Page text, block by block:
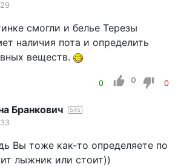
смогли и белье Терезы
наличия пота и определить
веществ.
0 0 0
Бранкович 545
Вы тоже как-то определяете по
лыжник или стоит))